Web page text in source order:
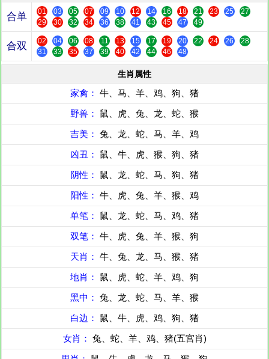
合单 01 03 05 07 09 10 12 14 16 18 21 23 25
27
29
30 32 34 36 38 41 43 45 47 49
合双 02 04 06 08 11 13 15 17 19 20 22 24 26
28
31
33 35 37 39 40 42 44 46 48
生肖属性
家禽： 牛、马、羊、鸡、狗、猪
野兽： 鼠、虎、兔、龙、蛇、猴
吉美： 兔、龙、蛇、马、羊、鸡
凶丑： 鼠、牛、虎、猴、狗、猪
阴性： 鼠、龙、蛇、马、狗、猪
阳性： 牛、虎、兔、羊、猴、鸡
单笔： 鼠、龙、蛇、马、鸡、猪
双笔： 牛、虎、兔、羊、猴、狗
天肖： 牛、兔、龙、马、猴、猪
地肖： 鼠、虎、蛇、羊、鸡、狗
黑中： 兔、龙、蛇、马、羊、猴
白边： 鼠、牛、虎、鸡、狗、猪
女肖： 兔、蛇、羊、鸡、猪(五宫肖)